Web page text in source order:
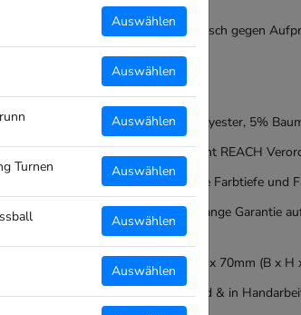
Auswählen
Auswählen
Auswählen
Turnen Auswählen
Auswählen
Auswählen
auf Wunsch gegen
Details:
95% Polyester, 5%
Entspricht REACH
Intensive Farbtiefe und
Lebenslange Garantie
230x 90 x 70mm (B x H
Designed & in